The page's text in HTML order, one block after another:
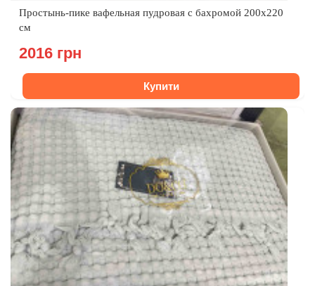
Простынь-пике вафельная пудровая с бахромой 200х220
см
2016 грн
Купити